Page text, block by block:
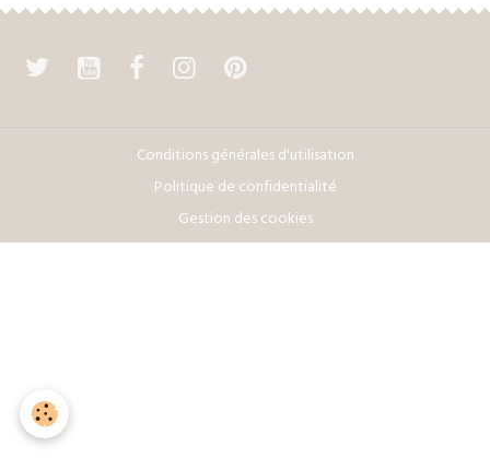
Conditions générales d'utilisation
Politique de confidentialité
Gestion des cookies